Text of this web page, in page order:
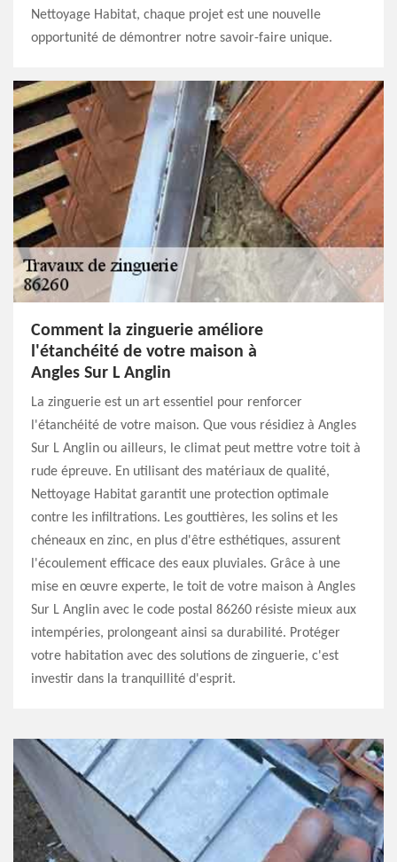
Nettoyage Habitat, chaque projet est une nouvelle
opportunité de démontrer notre savoir-faire unique.
Comment la zinguerie améliore
l'étanchéité de votre maison à
Angles Sur L Anglin
La zinguerie est un art essentiel pour renforcer
l'étanchéité de votre maison. Que vous résidiez à Angles
Sur L Anglin ou ailleurs, le climat peut mettre votre toit à
rude épreuve. En utilisant des matériaux de qualité,
Nettoyage Habitat garantit une protection optimale
contre les infiltrations. Les gouttières, les solins et les
chéneaux en zinc, en plus d'être esthétiques, assurent
l'écoulement efficace des eaux pluviales. Grâce à une
mise en œuvre experte, le toit de votre maison à Angles
Sur L Anglin avec le code postal 86260 résiste mieux aux
intempéries, prolongeant ainsi sa durabilité. Protéger
votre habitation avec des solutions de zinguerie, c'est
investir dans la tranquillité d'esprit.